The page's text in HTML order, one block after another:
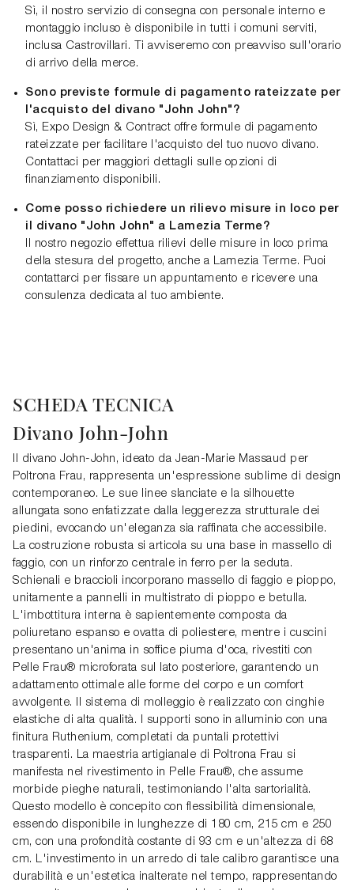
Sì, il nostro servizio di consegna con personale interno e
montaggio incluso è disponibile in tutti i comuni serviti,
inclusa Castrovillari. Ti avviseremo con preavviso sull'orario
di arrivo della merce.
Sono previste formule di pagamento rateizzate per
l'acquisto del divano "John John"?
Sì, Expo Design & Contract offre formule di pagamento
rateizzate per facilitare l'acquisto del tuo nuovo divano.
Contattaci per maggiori dettagli sulle opzioni di
finanziamento disponibili.
Come posso richiedere un rilievo misure in loco per
il divano "John John" a Lamezia Terme?
Il nostro negozio effettua rilievi delle misure in loco prima
della stesura del progetto, anche a Lamezia Terme. Puoi
contattarci per fissare un appuntamento e ricevere una
consulenza dedicata al tuo ambiente.
SCHEDA TECNICA
Divano John-John
Il divano John-John, ideato da Jean-Marie Massaud per
Poltrona Frau, rappresenta un'espressione sublime di design
contemporaneo. Le sue linee slanciate e la silhouette
allungata sono enfatizzate dalla leggerezza strutturale dei
piedini, evocando un'eleganza sia raffinata che accessibile.
La costruzione robusta si articola su una base in massello di
faggio, con un rinforzo centrale in ferro per la seduta.
Schienali e braccioli incorporano massello di faggio e pioppo,
unitamente a pannelli in multistrato di pioppo e betulla.
L'imbottitura interna è sapientemente composta da
poliuretano espanso e ovatta di poliestere, mentre i cuscini
presentano un'anima in soffice piuma d'oca, rivestiti con
Pelle Frau® microforata sul lato posteriore, garantendo un
adattamento ottimale alle forme del corpo e un comfort
avvolgente. Il sistema di molleggio è realizzato con cinghie
elastiche di alta qualità. I supporti sono in alluminio con una
finitura Ruthenium, completati da puntali protettivi
trasparenti. La maestria artigianale di Poltrona Frau si
manifesta nel rivestimento in Pelle Frau®, che assume
morbide pieghe naturali, testimoniando l'alta sartorialità.
Questo modello è concepito con flessibilità dimensionale,
essendo disponibile in lunghezze di 180 cm, 215 cm e 250
cm, con una profondità costante di 93 cm e un'altezza di 68
cm. L'investimento in un arredo di tale calibro garantisce una
durabilità e un'estetica inalterate nel tempo, rappresentando